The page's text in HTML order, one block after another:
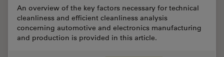
An overview of the key factors necessary for technical
cleanliness and efficient cleanliness analysis
concerning automotive and electronics manufacturing
and production is provided in this article.